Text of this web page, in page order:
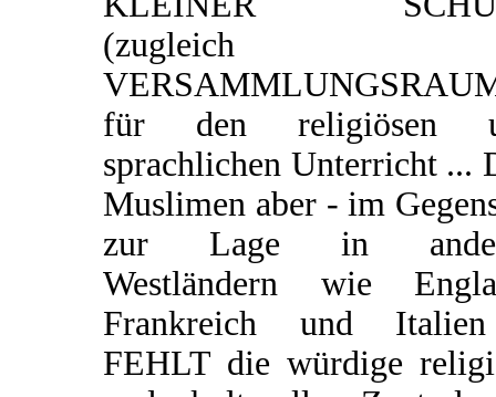
(zugleich
für den religiösen
sprachlichen Unterricht ...
Muslimen aber - im
zur Lage in
Westländern wie
Frankreich und
FEHLT die würdige